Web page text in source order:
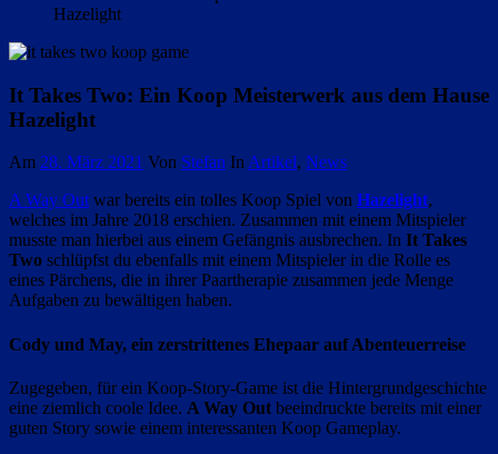
Hazelight
It Takes Two: Ein Koop Meisterwerk aus dem Hause
Hazelight
Am 28. März 2021 Von Stefan In Artikel, News
A Way Out war bereits ein tolles Koop Spiel von Hazelight,
welches im Jahre 2018 erschien. Zusammen mit einem Mitspieler
musste man hierbei aus einem Gefängnis ausbrechen. In It Takes
Two schlüpfst du ebenfalls mit einem Mitspieler in die Rolle es
eines Pärchens, die in ihrer Paartherapie zusammen jede Menge
Aufgaben zu bewältigen haben.
Cody und May, ein zerstrittenes Ehepaar auf Abenteuerreise
Zugegeben, für ein Koop-Story-Game ist die Hintergrundgeschichte
eine ziemlich coole Idee. A Way Out beeindruckte bereits mit einer
guten Story sowie einem interessanten Koop Gameplay.